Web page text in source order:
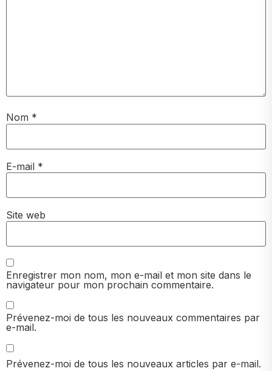
Nom *
E-mail *
Site web
Enregistrer mon nom, mon e-mail et mon site dans le
navigateur pour mon prochain commentaire.
Prévenez-moi de tous les nouveaux commentaires par
e-mail.
Prévenez-moi de tous les nouveaux articles par e-mail.